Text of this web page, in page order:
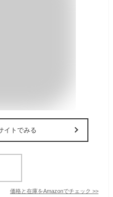
イトでみる
価格と在庫をAmazonでチェック >>